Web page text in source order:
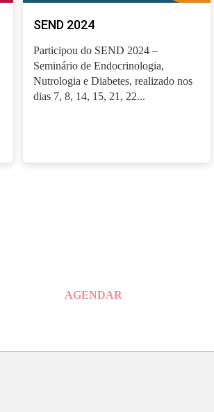
SEND 2024
Participou do SEND 2024 –
Seminário de Endocrinologia,
Nutrologia e Diabetes, realizado nos
dias 7, 8, 14, 15, 21, 22...
AGENDAR